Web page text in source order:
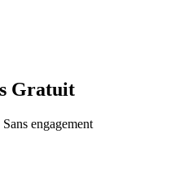
Gratuit
engagement